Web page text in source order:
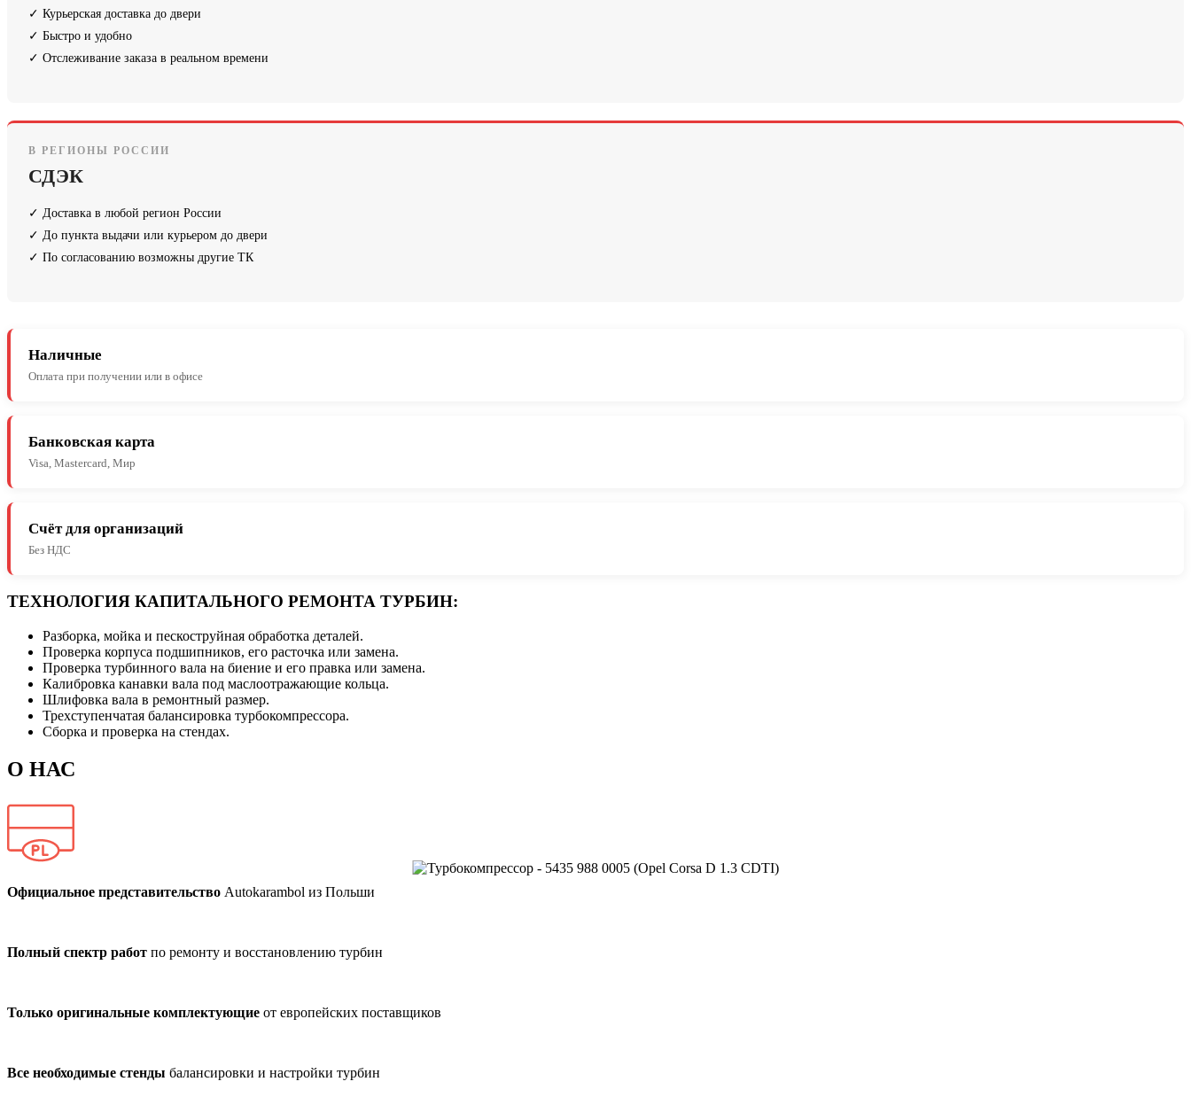
✓ Курьерская доставка до двери
✓ Быстро и удобно
✓ Отслеживание заказа в реальном времени
В РЕГИОНЫ РОССИИ
СДЭК
✓ Доставка в любой регион России
✓ До пункта выдачи или курьером до двери
✓ По согласованию возможны другие ТК
Наличные
Оплата при получении или в офисе
Банковская карта
Visa, Mastercard, Мир
Счёт для организаций
Без НДС
ТЕХНОЛОГИЯ КАПИТАЛЬНОГО РЕМОНТА ТУРБИН:
Разборка, мойка и пескоструйная обработка деталей.
Проверка корпуса подшипников, его расточка или замена.
Проверка турбинного вала на биение и его правка или замена.
Калибровка канавки вала под маслоотражающие кольца.
Шлифовка вала в ремонтный размер.
Трехступенчатая балансировка турбокомпрессора.
Сборка и проверка на стендах.
О НАС
Официальное представительство Autokarambol из Польши
Полный спектр работ по ремонту и восстановлению турбин
Только оригинальные комплектующие от европейских поставщиков
Все необходимые стенды балансировки и настройки турбин